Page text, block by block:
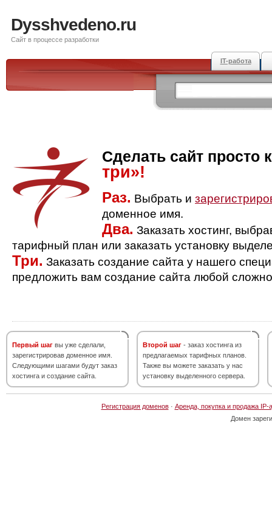
Dysshvedeno.ru
Сайт в процессе разработки
IT-работа
Сделать сайт просто
три»!
Раз. Выбрать и
доменное имя.
Два. Заказать хостинг,
тарифный план или заказать установку
Три. Заказать создание сайта у нашего
предложить вам создание сайта любой
Первый шаг вы уже сделали,
зарегистрировав доменное имя.
Следующими шагами будут заказ
хостинга и создание сайта.
Второй шаг - заказ хостинга из
предлагаемых тарифных планов.
Также вы можете заказать у нас
установку выделенного сервера.
Регистрация доменов· Аренда, покупка и продажа IP-
Домен